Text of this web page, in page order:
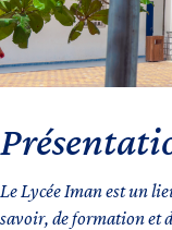
Le Lycée Iman est un
savoir, de formation et